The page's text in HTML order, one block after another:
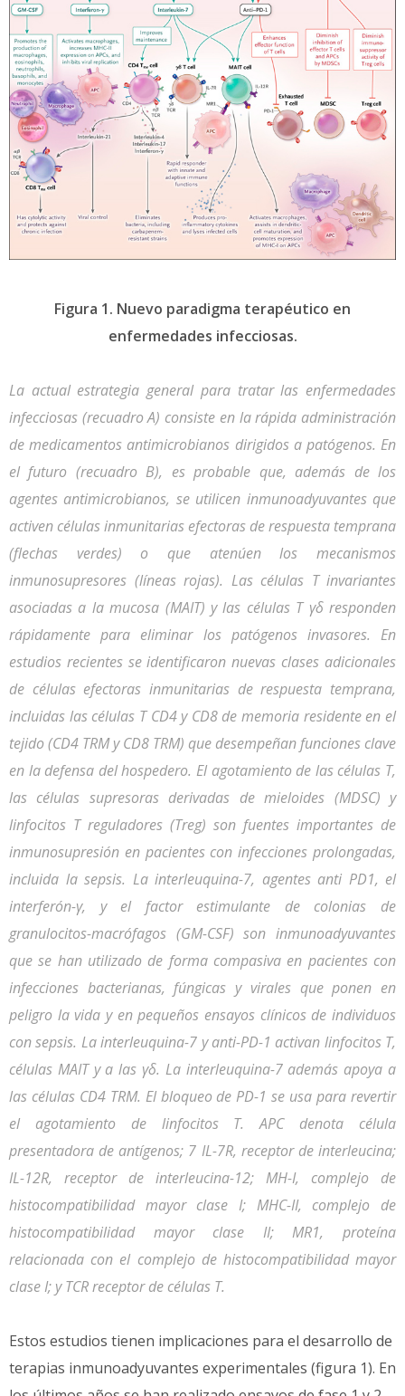
Figura 1. Nuevo paradigma terapéutico en
enfermedades infecciosas.
La actual estrategia general para tratar las enfermedades
infecciosas (recuadro A) consiste en la rápida administración
de medicamentos antimicrobianos dirigidos a patógenos. En
el futuro (recuadro B), es probable que, además de los
agentes antimicrobianos, se utilicen inmunoadyuvantes que
activen células inmunitarias efectoras de respuesta temprana
(flechas verdes) o que atenúen los mecanismos
inmunosupresores (líneas rojas). Las células T invariantes
asociadas a la mucosa (MAIT) y las células T γδ responden
rápidamente para eliminar los patógenos invasores. En
estudios recientes se identificaron nuevas clases adicionales
de células efectoras inmunitarias de respuesta temprana,
incluidas las células T CD4 y CD8 de memoria residente en el
tejido (CD4 TRM y CD8 TRM) que desempeñan funciones clave
en la defensa del hospedero. El agotamiento de las células T,
las células supresoras derivadas de mieloides (MDSC) y
linfocitos T reguladores (Treg) son fuentes importantes de
inmunosupresión en pacientes con infecciones prolongadas,
incluida la sepsis. La interleuquina-7, agentes anti PD1, el
interferón-γ, y el factor estimulante de colonias de
granulocitos-macrófagos (GM-CSF) son inmunoadyuvantes
que se han utilizado de forma compasiva en pacientes con
infecciones bacterianas, fúngicas y virales que ponen en
peligro la vida y en pequeños ensayos clínicos de individuos
con sepsis. La interleuquina-7 y anti-PD-1 activan linfocitos T,
células MAIT y a las γδ. La interleuquina-7 además apoya a
las células CD4 TRM. El bloqueo de PD-1 se usa para revertir
el agotamiento de linfocitos T. APC denota célula
presentadora de antígenos; 7 IL-7R, receptor de interleucina;
IL-12R, receptor de interleucina-12; MH-I, complejo de
histocompatibilidad mayor clase I; MHC-II, complejo de
histocompatibilidad mayor clase II; MR1, proteína
relacionada con el complejo de histocompatibilidad mayor
clase I; y TCR receptor de células T.
Estos estudios tienen implicaciones para el desarrollo de
terapias inmunoadyuvantes experimentales (figura 1). En